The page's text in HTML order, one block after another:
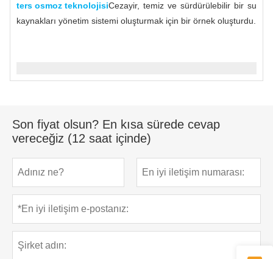
ters osmoz teknolojisiCezayir, temiz ve sürdürülebilir bir su
kaynakları yönetim sistemi oluşturmak için bir örnek oluşturdu.
Son fiyat olsun? En kısa sürede cevap
vereceğiz (12 saat içinde)